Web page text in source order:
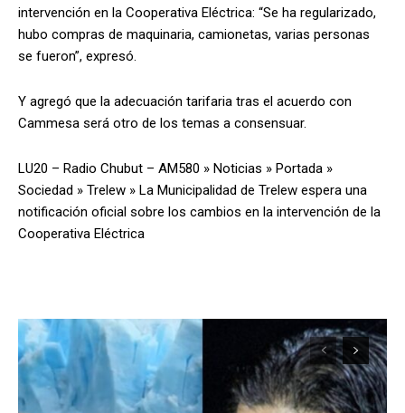
intervención en la Cooperativa Eléctrica: “Se ha regularizado,
hubo compras de maquinaria, camionetas, varias personas
se fueron”, expresó.
Y agregó que la adecuación tarifaria tras el acuerdo con
Cammesa será otro de los temas a consensuar.
LU20 – Radio Chubut – AM580 » Noticias » Portada »
Sociedad » Trelew » La Municipalidad de Trelew espera una
notificación oficial sobre los cambios en la intervención de la
Cooperativa Eléctrica